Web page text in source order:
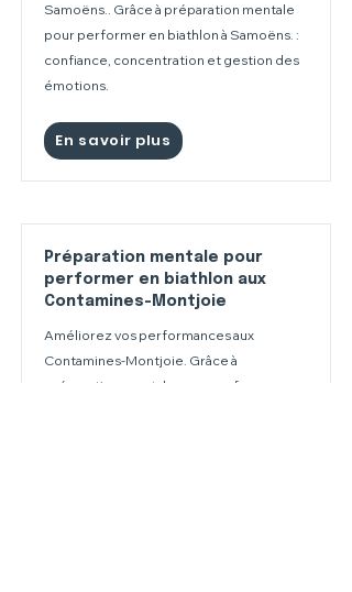
Samoëns.. Grâce à préparation mentale
pour performer en biathlon à Samoëns. :
confiance, concentration et gestion des
émotions.
En savoir plus
Préparation mentale pour
performer en biathlon aux
Contamines-Montjoie
Améliorez vos performances aux
Contamines-Montjoie. Grâce à
préparation mentale pour performer en